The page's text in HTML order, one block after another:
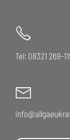
Tel: 08321 269-